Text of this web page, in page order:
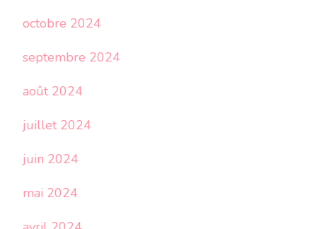
octobre 2024
septembre 2024
août 2024
juillet 2024
juin 2024
mai 2024